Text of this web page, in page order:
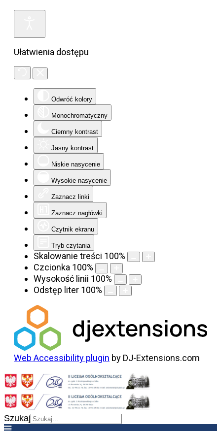
Ułatwienia dostępu
Odwróć kolory
Monochromatyczny
Ciemny kontrast
Jasny kontrast
Niskie nasycenie
Wysokie nasycenie
Zaznacz linki
Zaznacz nagłówki
Czytnik ekranu
Tryb czytania
Skalowanie treści 100%
Czcionka 100%
Wysokość linii 100%
Odstęp liter 100%
Web Accessibility plugin by DJ-Extensions.com
Szukaj